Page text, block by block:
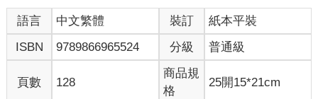
語言 中文繁體 裝訂
紙本平裝
ISBN
9789866965524 分級 普通級
頁數 128
商品規
格
25開15*21cm